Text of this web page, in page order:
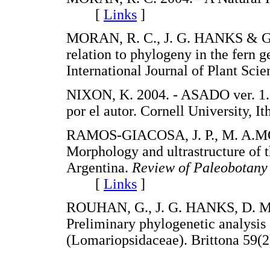
[ Links ]
MORAN, R. C., J. G. HANKS &
relation to phylogeny in the fern
International Journal of Plant
NIXON, K. 2004. - ASADO ver.
por el autor. Cornell
RAMOS-GIACOSA, J. P., M.
Morphology and ultrastructure of
Argentina. Review of
[ Links ]
ROUHAN, G., J. G. HANKS, D.
Preliminary phylogenetic
(Lomariopsidaceae). Brittona